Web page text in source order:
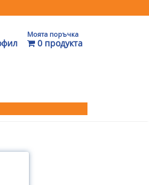
Моята поръчка
0 продукта